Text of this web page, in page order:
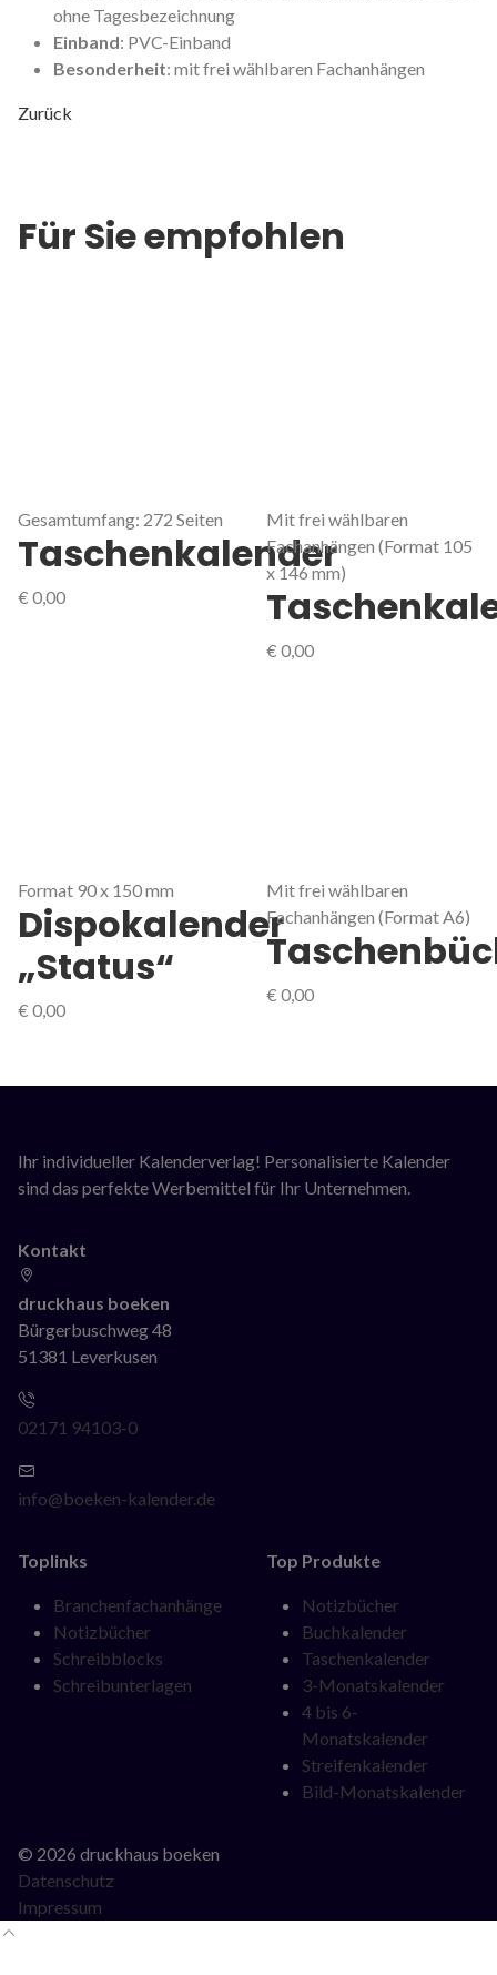
ohne Tagesbezeichnung
Einband: PVC-Einband
Besonderheit: mit frei wählbaren Fachanhängen
Zurück
Für Sie empfohlen
Gesamtumfang: 272 Seiten
Taschenkalender
€ 0,00
Mit frei wählbaren
Fachanhängen (Format 105
x 146 mm)
€ 0,00
Format 90 x 150 mm
Dispokalender
„Status“
€ 0,00
Mit frei wählbaren
Fachanhängen (Format A6)
€ 0,00
Ihr individueller Kalenderverlag! Personalisierte Kalender
sind das perfekte Werbemittel für Ihr Unternehmen.
Kontakt
druckhaus boeken
Bürgerbuschweg 48
51381 Leverkusen
02171 94103-0
info@boeken-kalender.de
Toplinks
Navigation
überspringen
Branchenfachanhänge
Notizbücher
Schreibblocks
Schreibunterlagen
Top Produkte
Navigation
überspringen
Notizbücher
Buchkalender
Taschenkalender
3-Monatskalender
4 bis 6-
Monatskalender
Streifenkalender
Bild-Monatskalender
© 2026 druckhaus boeken
Datenschutz
Impressum